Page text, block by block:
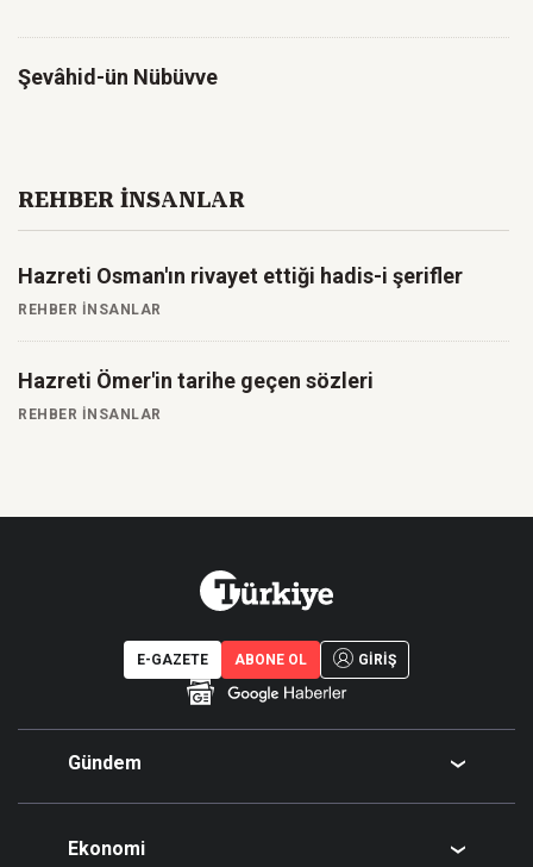
Şevâhid-ün Nübüvve
REHBER İNSANLAR
Hazreti Osman'ın rivayet ettiği hadis-i şerifler
REHBER İNSANLAR
Hazreti Ömer'in tarihe geçen sözleri
REHBER İNSANLAR
E-GAZETE ABONE OL GİRİŞ
Gündem
Politika
Eğitim
Ekonomi